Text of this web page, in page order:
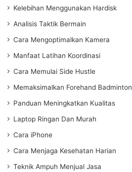
Kelebihan Menggunakan Hardisk
Analisis Taktik Bermain
Cara Mengoptimalkan Kamera
Manfaat Latihan Koordinasi
Cara Memulai Side Hustle
Memaksimalkan Forehand Badminton
Panduan Meningkatkan Kualitas
Laptop Ringan Dan Murah
Cara iPhone
Cara Menjaga Kesehatan Harian
Teknik Ampuh Menjual Jasa